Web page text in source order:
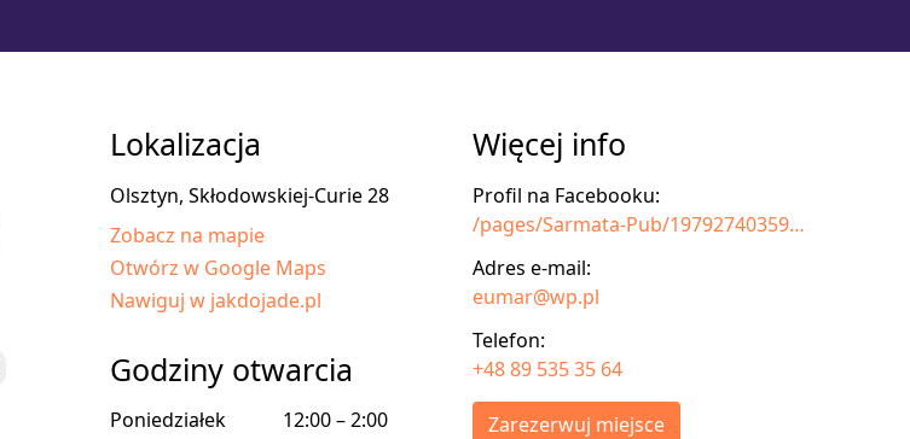
Lokalizacja
Olsztyn, Skłodowskiej-Curie 28
Zobacz na mapie
Otwórz w Google Maps
Nawiguj w jakdojade.pl
Godziny otwarcia
Poniedziałek
12:00 – 2:00
Więcej info
Profil na Facebooku:
/pages/Sarmata-Pub/197927403597331
Adres e-mail:
eumar@wp.pl
Telefon:
+48 89 535 35 64
Zarezerwuj miejsce